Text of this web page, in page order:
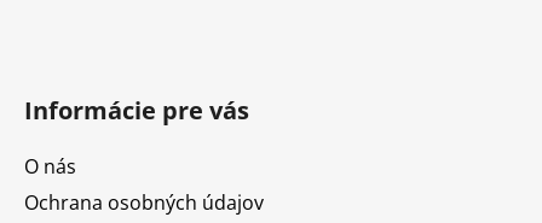
Informácie pre vás
O nás
Ochrana osobných údajov